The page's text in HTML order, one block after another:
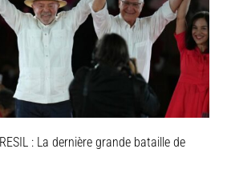
: La dernière grande bataille de